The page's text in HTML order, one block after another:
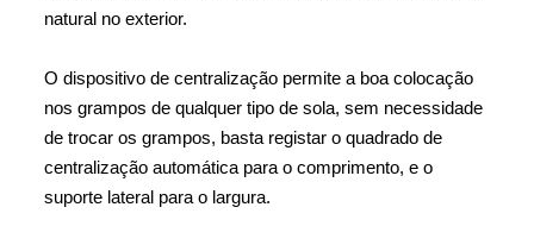
natural no exterior.
O dispositivo de centralização permite a boa colocação
nos grampos de qualquer tipo de sola, sem necessidade
de trocar os grampos, basta registar o quadrado de
centralização automática para o comprimento, e o
suporte lateral para o largura.